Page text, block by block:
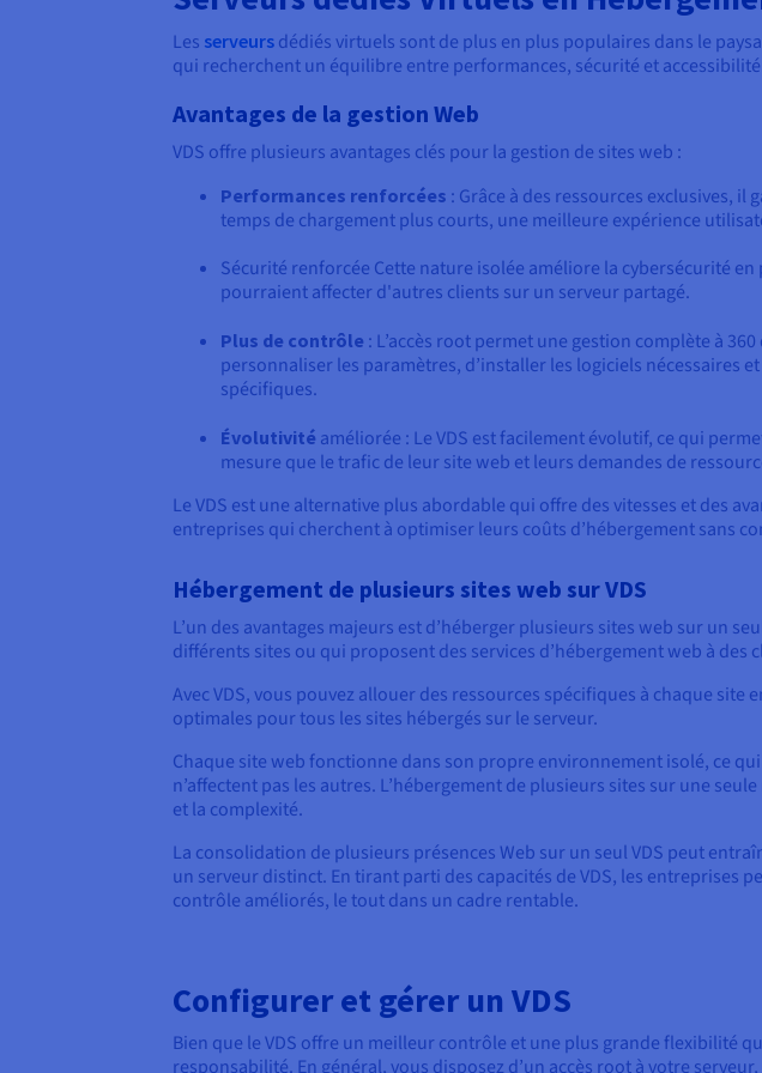
Les serveurs dédiés virtuels sont de plus en plus populaires dans le
qui recherchent un équilibre entre performances, sécurité et
Avantages de la gestion Web
VDS offre plusieurs avantages clés pour la gestion de sites web :
Performances renforcées : Grâce à des ressources exclusives,
temps de chargement plus courts, une meilleure expérience
Sécurité renforcée Cette nature isolée améliore la cybersécurité
pourraient affecter d'autres clients sur un serveur partagé.
Plus de contrôle : L’accès root permet une gestion complète à
personnaliser les paramètres, d’installer les logiciels nécessaires
spécifiques.
Évolutivité améliorée : Le VDS est facilement évolutif, ce qui
mesure que le trafic de leur site web et leurs demandes de
Le VDS est une alternative plus abordable qui offre des vitesses et des
entreprises qui cherchent à optimiser leurs coûts d’hébergement sans
Hébergement de plusieurs sites web sur VDS
L’un des avantages majeurs est d’héberger plusieurs sites web sur un
différents sites ou qui proposent des services d’hébergement web à des
Avec VDS, vous pouvez allouer des ressources spécifiques à chaque
optimales pour tous les sites hébergés sur le serveur.
Chaque site web fonctionne dans son propre environnement isolé, ce
n’affectent pas les autres. L’hébergement de plusieurs sites sur une
et la complexité.
La consolidation de plusieurs présences Web sur un seul VDS peut
un serveur distinct. En tirant parti des capacités de VDS, les entreprises
contrôle améliorés, le tout dans un cadre rentable.
Configurer et gérer un VDS
Bien que le VDS offre un meilleur contrôle et une plus grande flexibilité
responsabilité. En général, vous disposez d’un accès root à votre